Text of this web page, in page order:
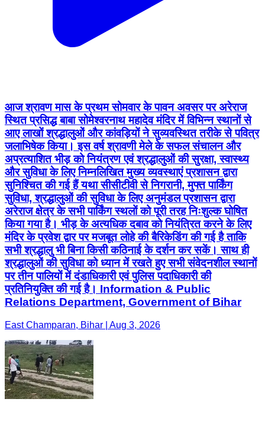
आज श्रावण मास के प्रथम सोमवार के पावन अवसर पर अरेराज
स्थित प्रसिद्ध बाबा सोमेश्वरनाथ महादेव मंदिर में विभिन्न स्थानों से
आए लाखों श्रद्धालुओं और कांवड़ियों ने सुव्यवस्थित तरीके से पवित्र
जलाभिषेक किया। इस वर्ष श्रावणी मेले के सफल संचालन और
अप्रत्याशित भीड़ को नियंत्रण एवं श्रद्धालुओं की सुरक्षा, स्वास्थ्य
और सुविधा के लिए निम्नलिखित मुख्य व्यवस्थाएं प्रशासन द्वारा
सुनिश्चित की गई हैं यथा सीसीटीवी से निगरानी, मुफ्त पार्किंग
सुविधा, श्रद्धालुओं की सुविधा के लिए अनुमंडल प्रशासन द्वारा
अरेराज क्षेत्र के सभी पार्किंग स्थलों को पूरी तरह निःशुल्क घोषित
किया गया है। भीड़ के अत्यधिक दबाव को नियंत्रित करने के लिए
मंदिर के प्रवेश द्वार पर मजबूत लोहे की बैरिकेडिंग की गई है ताकि
सभी श्रद्धालु भी बिना किसी कठिनाई के दर्शन कर सकें। साथ ही
श्रद्धालुओं की सुविधा को ध्यान में रखते हुए सभी संवेदनशील स्थानों
पर तीन पालियों में दंडाधिकारी एवं पुलिस पदाधिकारी की
प्रतिनियुक्ति की गई है। Information & Public
Relations Department, Government of Bihar
East Champaran, Bihar | Aug 3, 2026